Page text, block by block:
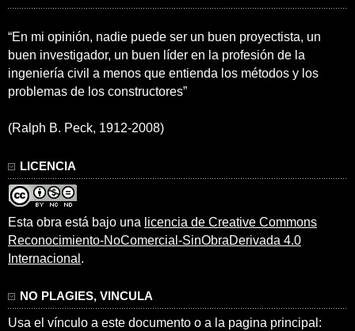
“En mi opinión, nadie puede ser un buen proyectista, un
buen investigador, un buen líder en la profesión de la
ingeniería civil a menos que entienda los métodos y los
problemas de los constructores”
(Ralph B. Peck, 1912-2008)
LICENCIA
Esta obra está bajo una licencia de Creative Commons
Reconocimiento-NoComercial-SinObraDerivada 4.0
Internacional .
NO PLAGIES, VINCULA
Usa el vínculo a este documento o a la pagina principal: